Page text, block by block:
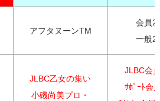
アフタヌーンTM
会員
一般
JLBC乙女の集い
小磯尚美プロ・
JLBC会
ｻﾎﾟｰﾄ会